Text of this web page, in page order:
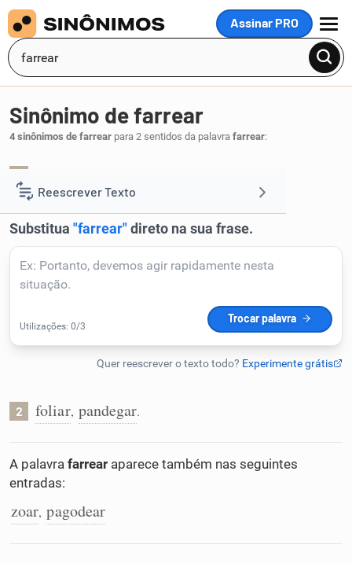
Assinar PRO
MENU
Reescrever Texto
Resumir Texto
Corrigir Texto
Detector de IA
Humanizador de IA
Cata-letras
Caça-palavras
Sinônimo de farrear
4 sinônimos de farrear para 2 sentidos da palavra farrear:
2 foliar, pandegar.
A palavra farrear aparece também nas seguintes
entradas:
zoar, pagodear